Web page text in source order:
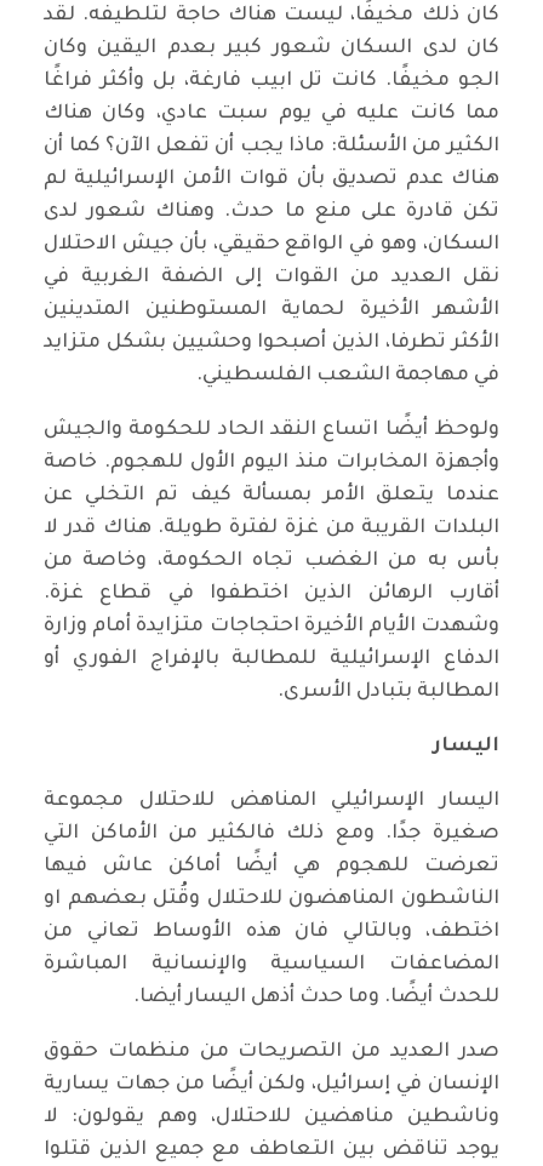
كان ذلك مخيفًا، ليست هناك حاجة لتلطيفه. لقد
كان لدى السكان شعور كبير بعدم اليقين وكان
الجو مخيفًا. كانت تل ابيب فارغة، بل وأكثر فراغًا
مما كانت عليه في يوم سبت عادي، وكان هناك
الكثير من الأسئلة: ماذا يجب أن تفعل الآن؟ كما أن
هناك عدم تصديق بأن قوات الأمن الإسرائيلية لم
تكن قادرة على منع ما حدث. وهناك شعور لدى
السكان، وهو في الواقع حقيقي، بأن جيش الاحتلال
نقل العديد من القوات إلى الضفة الغربية في
الأشهر الأخيرة لحماية المستوطنين المتدينين
الأكثر تطرفا، الذين أصبحوا وحشيين بشكل متزايد
في مهاجمة الشعب الفلسطيني.
ولوحظ أيضًا اتساع النقد الحاد للحكومة والجيش
وأجهزة المخابرات منذ اليوم الأول للهجوم. خاصة
عندما يتعلق الأمر بمسألة كيف تم التخلي عن
البلدات القريبة من غزة لفترة طويلة. هناك قدر لا
بأس به من الغضب تجاه الحكومة، وخاصة من
أقارب الرهائن الذين اختطفوا في قطاع غزة.
وشهدت الأيام الأخيرة احتجاجات متزايدة أمام وزارة
الدفاع الإسرائيلية للمطالبة بالإفراج الفوري أو
المطالبة بتبادل الأسرى.
اليسار
اليسار الإسرائيلي المناهض للاحتلال مجموعة
صغيرة جدًا. ومع ذلك فالكثير من الأماكن التي
تعرضت للهجوم هي أيضًا أماكن عاش فيها
الناشطون المناهضون للاحتلال وقُتل بعضهم او
اختطف، وبالتالي فان هذه الأوساط تعاني من
المضاعفات السياسية والإنسانية المباشرة
للحدث أيضًا. وما حدث أذهل اليسار أيضا.
صدر العديد من التصريحات من منظمات حقوق
الإنسان في إسرائيل، ولكن أيضًا من جهات يسارية
وناشطين مناهضين للاحتلال، وهم يقولون: لا
يوجد تناقض بين التعاطف مع جميع الذين قتلوا